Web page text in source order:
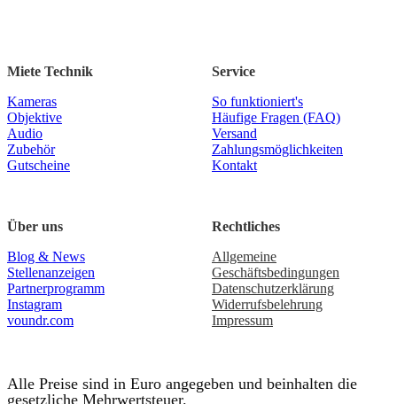
Miete Technik
Kameras
Objektive
Audio
Zubehör
Gutscheine
Service
So funktioniert's
Häufige Fragen (FAQ)
Versand
Zahlungsmöglichkeiten
Kontakt
Über uns
Blog & News
Stellenanzeigen
Partnerprogramm
Instagram
voundr.com
Rechtliches
Allgemeine
Geschäftsbedingungen
Datenschutzerklärung
Widerrufsbelehrung
Impressum
Alle Preise sind in Euro angegeben und beinhalten die
gesetzliche Mehrwertsteuer.